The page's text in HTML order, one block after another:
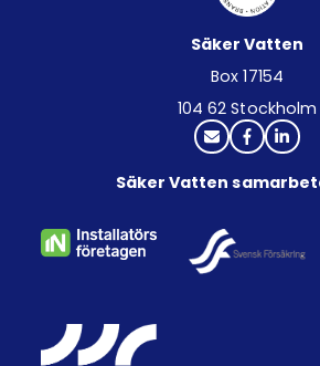
Säker Vatten
Box 17154
104 62 Stockholm
Säker Vatten